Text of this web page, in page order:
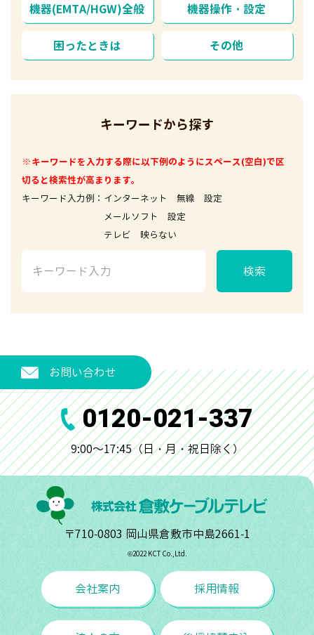
機器(EMTA/HGW)全般 機器操作・設定
困ったときは その他
キーワードから探す
※キーワードを入力する際に以下例のようにスペース(空白)で区
切ると検索性が高まります。
キーワード入力例：インターネット 無線 設定
メールソフト 設定
テレビ 映らない
検索
お問い合わせ
0120-021-337
9:00～17:45（日・月・祝日除く）
〒710-0803 岡山県倉敷市中島2661-1
©︎2022 KCT Co.,Ltd.
会社案内 採用情報